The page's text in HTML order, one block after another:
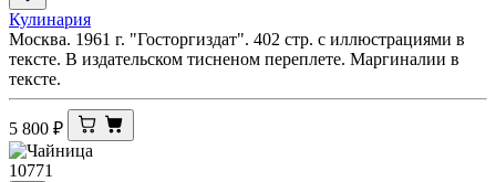
Кулинария
Москва. 1961 г. "Госторгиздат". 402 стр. с иллюстрациями в
тексте. В издательском тисненом переплете. Маргиналии в
тексте.
5 800 ₽
10771